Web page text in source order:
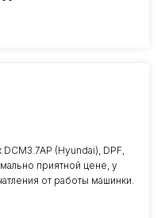
(Hyundai), DPF,
приятной цене, у
от работы машинки.